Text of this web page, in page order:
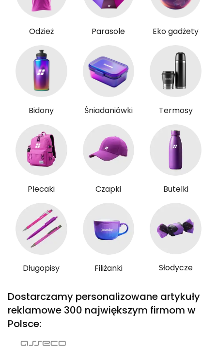
Odzież Parasole Eko gadżety
Bidony Śniadaniówki Termosy
Plecaki Czapki Butelki
Długopisy Filiżanki Słodycze
Dostarczamy personalizowane artykuły
reklamowe 300 największym firmom w
Polsce: